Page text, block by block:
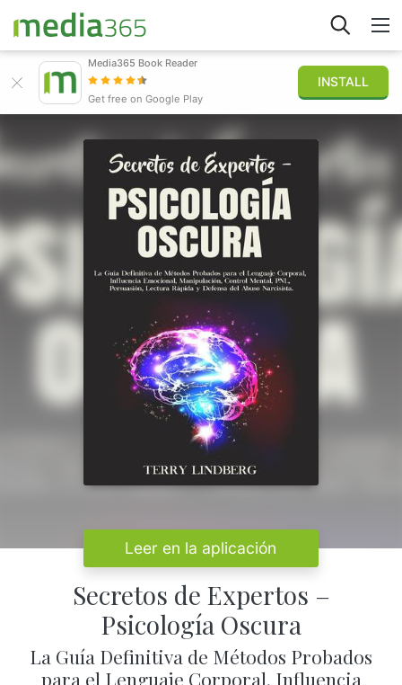
Iniciar sesión
Publicar
Media365 Book Reader
Get free on Google Play
INSTALL
Leer en la aplicación
Secretos de Expertos –
Psicología Oscura
La Guía Definitiva de Métodos Probados
para el Lenguaje Corporal, Influencia